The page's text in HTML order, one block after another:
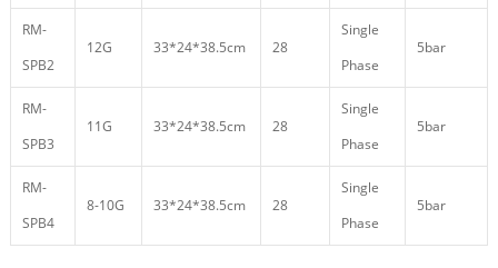
RM-
SPB2
12G 33*24*38.5cm 28
Single
Phase
5bar
RM-
SPB3
11G 33*24*38.5cm 28
Single
Phase
5bar
RM-
SPB4
8-10G 33*24*38.5cm 28
Single
Phase
5bar